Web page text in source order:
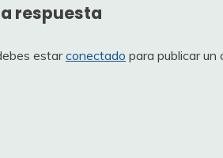
respuesta
estarconectado para publicar un